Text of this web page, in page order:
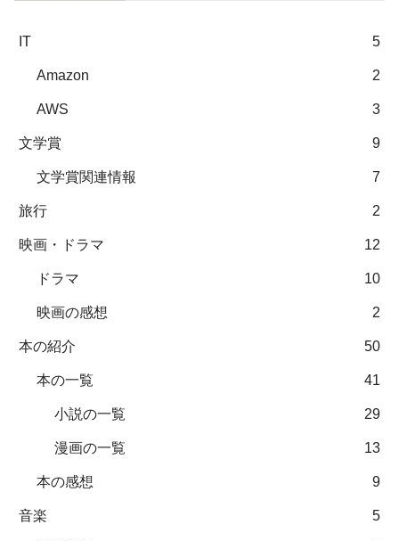
IT 5
Amazon 2
AWS 3
文学賞 9
文学賞関連情報 7
旅行 2
映画・ドラマ 12
ドラマ 10
映画の感想 2
本の紹介 50
本の一覧 41
小説の一覧 29
漫画の一覧 13
本の感想 9
音楽 5